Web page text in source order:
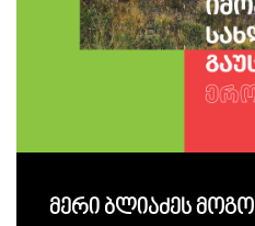
მერი ბლიაძეს